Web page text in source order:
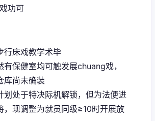
功可
行床戏教学术毕
有保健室均可触发展chuang戏，
库尚未确装
划处于特决际机解锁，但为法便进
，现调整为就员同级≥10时开展放